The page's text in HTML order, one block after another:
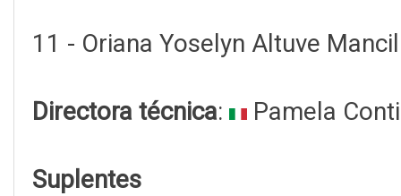
11 - Oriana Yoselyn Altuve
Directora técnica: Pamela Conti
Suplentes